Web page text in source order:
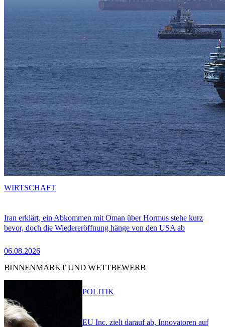
Iran erklärt, ein Abkommen mit Oman über Hormus stehe kurz
bevor, doch die Wiedereröffnung hänge von den USA ab
06.08.2026
WIRTSCHAFT
BINNENMARKT UND WETTBEWERB
EU Inc. zielt darauf ab, Innovatoren auf
POLITIK